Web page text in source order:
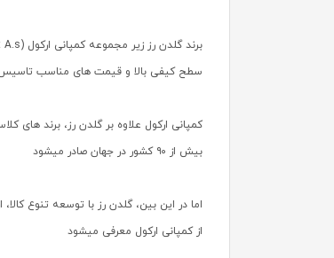
سطح کیفی بالا و قیمت های مناسب
بیش از ۹۰ کشور در جهان صادر میشود
اما در این بین، گلدن رز با توسعه تنوع
از کمپانی ارکول معرفی میشود